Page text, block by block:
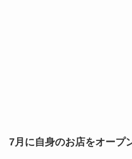
7月に自身のお店をオープ